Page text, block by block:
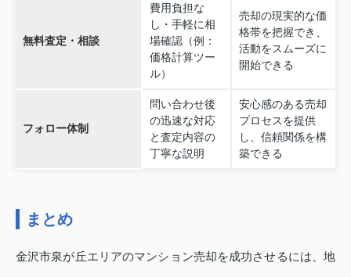
無料査定・相談
費用負担な
し・手軽に相
場確認（例：
価格計算ツー
ル）
売却の現実的な価
格帯を把握でき、
活動をスムーズに
開始できる
フォロー体制
問い合わせ後
の迅速な対応
と査定内容の
丁寧な説明
安心感のある売却
プロセスを提供
し、信頼関係を構
築できる
まとめ
金沢市泉が丘エリアのマンション売却を成功させるには、地